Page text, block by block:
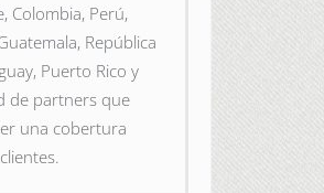
Colombia, Perú,
República
Puerto Rico y
de partners que
una cobertura